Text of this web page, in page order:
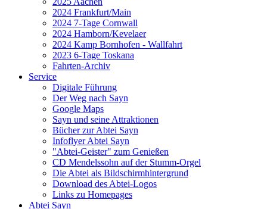
2024 Frankfurt/Main
2024 7-Tage Cornwall
2024 Hamborn/Kevelaer
2024 Kamp Bornhofen - Wallfahrt
2023 6-Tage Toskana
Fahrten-Archiv
Service
Digitale Führung
Der Weg nach Sayn
Google Maps
Sayn und seine Attraktionen
Bücher zur Abtei Sayn
Infoflyer Abtei Sayn
"Abtei-Geister" zum Genießen
CD Mendelssohn auf der Stumm-Orgel
Die Abtei als Bildschirmhintergrund
Download des Abtei-Logos
Links zu Homepages
Abtei Sayn